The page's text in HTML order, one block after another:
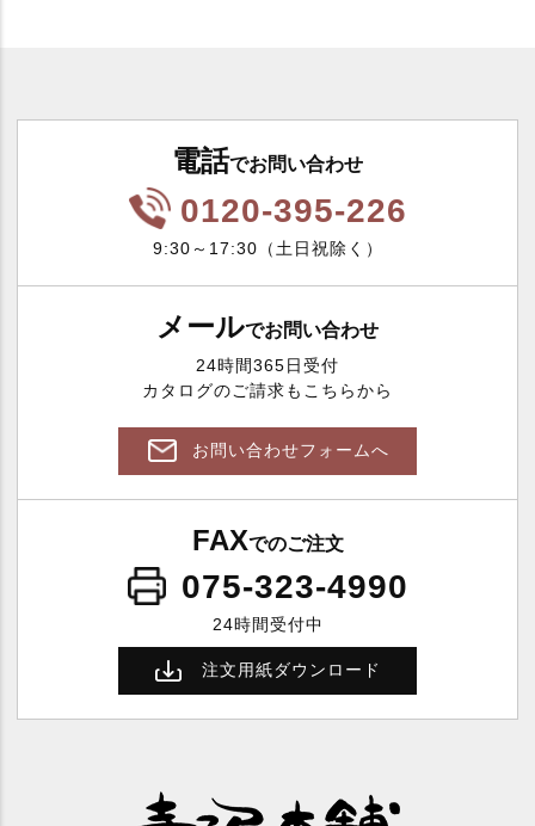
電話でお問い合わせ
0120-395-226
9:30～17:30（土日祝除く）
メールでお問い合わせ
24時間365日受付
カタログのご請求もこちらから
お問い合わせフォームへ
FAXでのご注文
075-323-4990
24時間受付中
注文用紙ダウンロード